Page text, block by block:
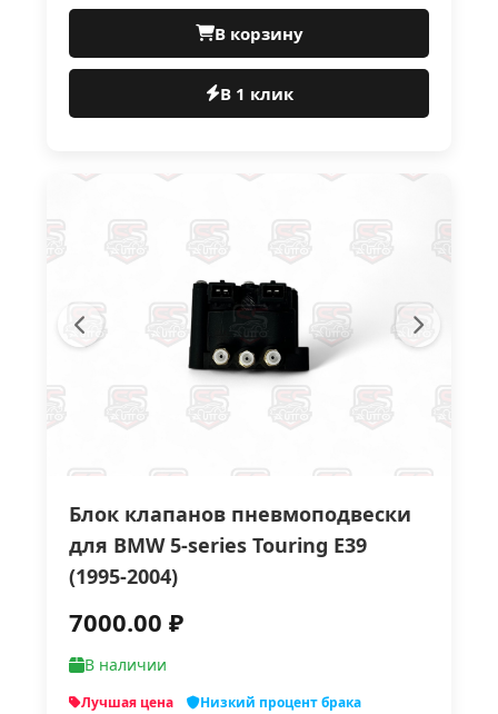
В корзину
В 1 клик
Блок клапанов пневмоподвески
для BMW 5-series Touring E39
(1995-2004)
7000.00 ₽
В наличии
Лучшая цена Низкий процент брака